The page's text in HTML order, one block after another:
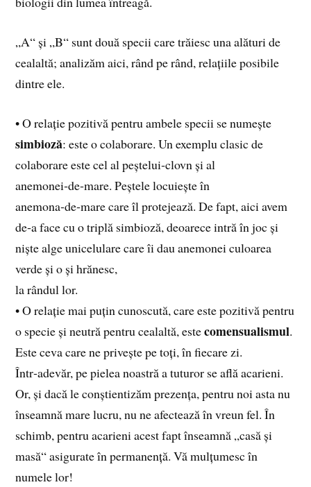
„A“ și „B“ sunt două specii care trăiesc una alături de
cealaltă; analizăm aici, rând pe rând, relațiile posibile
dintre ele.
• O relație pozitivă pentru ambele specii se numește
simbioză: este o colaborare. Un exemplu clasic de
colaborare este cel al peștelui‑clovn și al
anemonei‑de‑mare. Peștele locuiește în
anemona‑de‑mare care îl protejează. De fapt, aici avem
de‑a face cu o triplă simbioză, deoarece intră în joc și
niște alge unicelulare care îi dau anemonei culoarea
verde și o și hrănesc,
la rândul lor.
• O relație mai puțin cunoscută, care este pozitivă pentru
o specie și neutră pentru cealaltă, estecomensualismul.
Este ceva care ne privește pe toți, în fiecare zi.
Într‑adevăr, pe pielea noastră a tuturor se află acarieni.
Or, și dacă le conștientizăm prezența, pentru noi asta nu
înseamnă mare lucru, nu ne afectează în vreun fel. În
schimb, pentru acarieni acest fapt înseamnă „casă și
masă“ asigurate în permanență. Vă mulțumesc în
numele lor!